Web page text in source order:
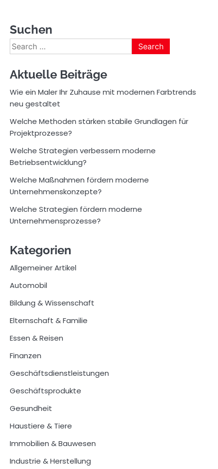
Suchen
Search
for:
Aktuelle Beiträge
Wie ein Maler Ihr Zuhause mit modernen Farbtrends
neu gestaltet
Welche Methoden stärken stabile Grundlagen für
Projektprozesse?
Welche Strategien verbessern moderne
Betriebsentwicklung?
Welche Maßnahmen fördern moderne
Unternehmenskonzepte?
Welche Strategien fördern moderne
Unternehmensprozesse?
Kategorien
Allgemeiner Artikel
Automobil
Bildung & Wissenschaft
Elternschaft & Familie
Essen & Reisen
Finanzen
Geschäftsdienstleistungen
Geschäftsprodukte
Gesundheit
Haustiere & Tiere
Immobilien & Bauwesen
Industrie & Herstellung